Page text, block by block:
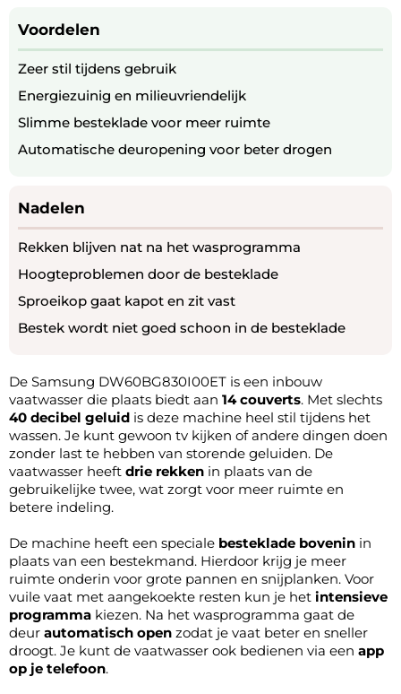
Voordelen
Zeer stil tijdens gebruik
Energiezuinig en milieuvriendelijk
Slimme besteklade voor meer ruimte
Automatische deuropening voor beter drogen
Nadelen
Rekken blijven nat na het wasprogramma
Hoogteproblemen door de besteklade
Sproeikop gaat kapot en zit vast
Bestek wordt niet goed schoon in de besteklade
De Samsung DW60BG830I00ET is een inbouw
vaatwasser die plaats biedt aan 14 couverts. Met slechts
40 decibel geluid is deze machine heel stil tijdens het
wassen. Je kunt gewoon tv kijken of andere dingen doen
zonder last te hebben van storende geluiden. De
vaatwasser heeft drie rekken in plaats van de
gebruikelijke twee, wat zorgt voor meer ruimte en
betere indeling.
De machine heeft een speciale besteklade bovenin in
plaats van een bestekmand. Hierdoor krijg je meer
ruimte onderin voor grote pannen en snijplanken. Voor
vuile vaat met aangekoekte resten kun je het intensieve
programma kiezen. Na het wasprogramma gaat de
deur automatisch open zodat je vaat beter en sneller
droogt. Je kunt de vaatwasser ook bedienen via een app
op je telefoon.